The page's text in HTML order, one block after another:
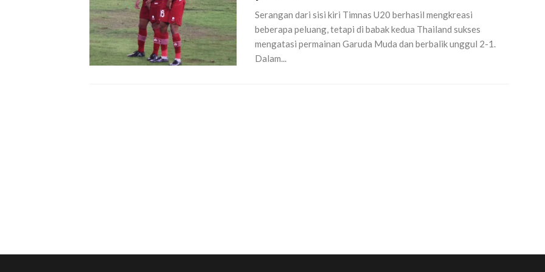
Serangan dari sisi kiri Timnas U20 berhasil mengkreasi
beberapa peluang, tetapi di babak kedua Thailand sukses
mengatasi permainan Garuda Muda dan berbalik unggul 2-1.
Dalam...